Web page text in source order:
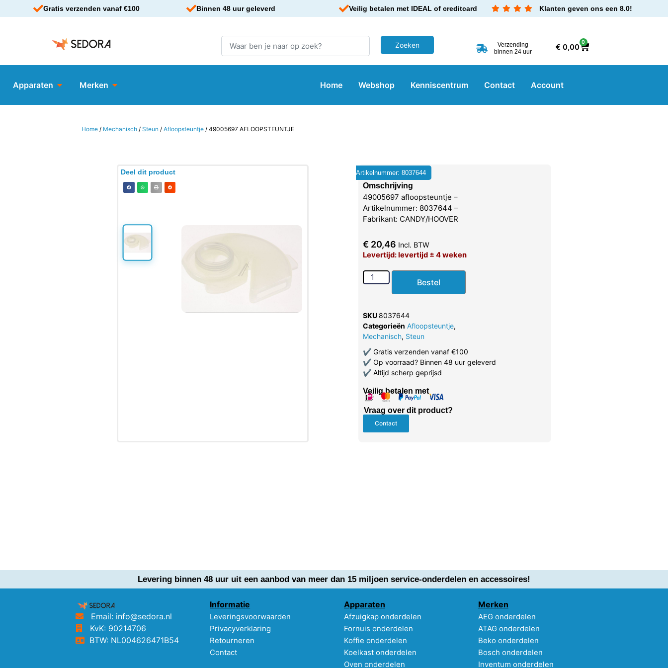
Gratis verzenden vanaf €100 Binnen 48 uur geleverd Veilig betalen met IDEAL of creditcard Klanten geven ons een 8.0!
Verzending
binnen 24 uur
€0,00
0
Apparaten Merken Home Webshop Kenniscentrum Contact Account
Home / Mechanisch /Steun /Afloopsteuntje / 49005697 AFLOOPSTEUNTJE
Deel dit product Artikelnummer: 8037644
Omschrijving
49005697 afloopsteuntje –
Artikelnummer: 8037644 –
Fabrikant: CANDY/HOOVER
€ 20,46 Incl. BTW
Levertijd: levertijd ± 4 weken
Bestel
SKU 8037644
Categorieën Afloopsteuntje,
Mechanisch, Steun
✔Gratis verzenden vanaf €100
✔Op voorraad? Binnen 48 uur geleverd
✔Altijd scherp geprijsd
Veilig betalen met
Vraag over dit product?
Contact
Levering binnen 48 uur uit een aanbod van meer dan 15 miljoen service-onderdelen en accessoires!
Email: info@sedora.nl
KvK: 90214706
BTW: NL004626471B54
Informatie
Leveringsvoorwaarden
Privacyverklaring
Retourneren
Contact
Apparaten
Afzuigkap onderdelen
Fornuis onderdelen
Koffie onderdelen
Koelkast onderdelen
Oven onderdelen
Merken
AEG onderdelen
ATAG onderdelen
Beko onderdelen
Bosch onderdelen
Inventum onderdelen